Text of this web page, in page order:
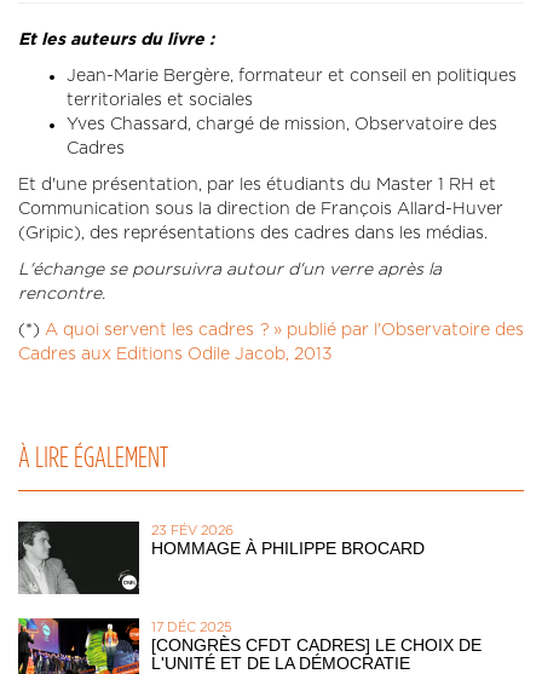
Et les auteurs du livre :
Jean-Marie Bergère, formateur et conseil en politiques
territoriales et sociales
Yves Chassard, chargé de mission, Observatoire des
Cadres
Et d'une présentation, par les étudiants du Master 1 RH et
Communication sous la direction de François Allard-Huver
(Gripic), des représentations des cadres dans les médias.
L'échange se poursuivra autour d'un verre après la
rencontre.
(*) A quoi servent les cadres ? » publié par l'Observatoire des
Cadres aux Editions Odile Jacob, 2013
À LIRE ÉGALEMENT
23 FÉV 2026
HOMMAGE À PHILIPPE BROCARD
17 DÉC 2025
[CONGRÈS CFDT CADRES] LE CHOIX DE
L'UNITÉ ET DE LA DÉMOCRATIE